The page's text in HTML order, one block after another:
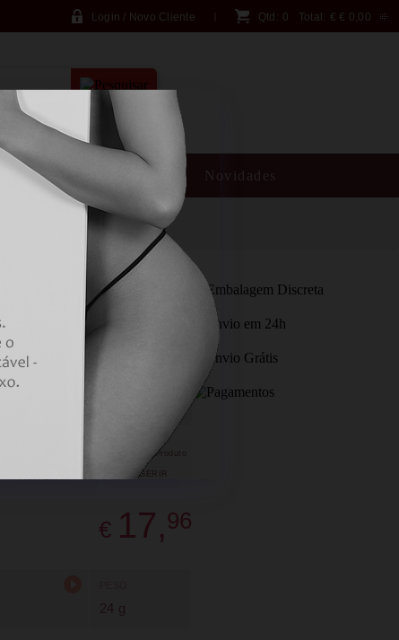
Login / Novo Cliente Qtd: 0 Total: € € 0,00
PESQUISA AVANÇADA
Brincadeiras Novidades
- HARD PULSE
E
SUGERIR
PARTILHAR
€ 17,96
24 g